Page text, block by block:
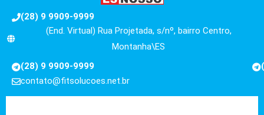
(28) 9 9909-9999
(End. Virtual) Rua Projetada, s/nº, bairro Centro,
Montanha\ES
(28) 9 9909-9999
contato@fitsolucoes.net.br